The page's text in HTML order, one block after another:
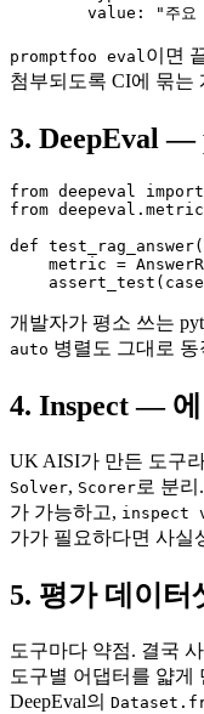
promptfoo eval이면
첨부되도록 CI에 묶는
3. DeepEval —
from deepeval
from
def
metric =
개발자가 평소 쓰는
auto 병렬도 그대로
4. Inspect — 에
UK AISI가 만든 도구
Solver, Scorer로 분리.
가 가능하고, inspect
가가 필요하다면 사실
5. 평가 데이터
도구마다 약점. 결국
도구별 어댑터를 얇게
DeepEval의